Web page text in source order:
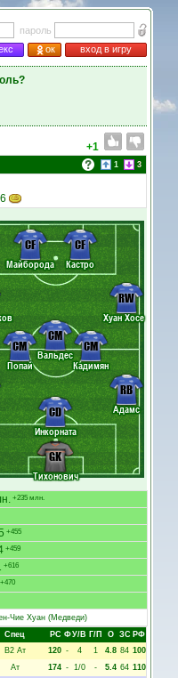
пароль
ок вход в игру
+1
1 3
Тихонович
Инкорната
Адамс
Попай
Вальдес
Кадимян
Хуан Хосе
Майборода Кастро
GK
CD
RB
CM
CM
CM
RW
CF CF
+235 млн.
+455
+459
+616
+470
Чие Хуан (Медведи)
Спец РC ФУ/В Г/П О ЗС РФ
В2 Ат 120 - 4 1 4.8 84 100
Ат 174 - 1/0 - 5.4 64 110